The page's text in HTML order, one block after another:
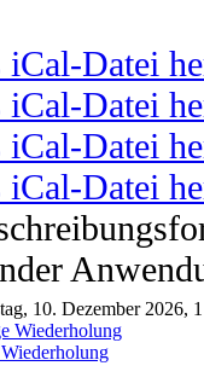
10. Dezember 2026,
Wiederholung